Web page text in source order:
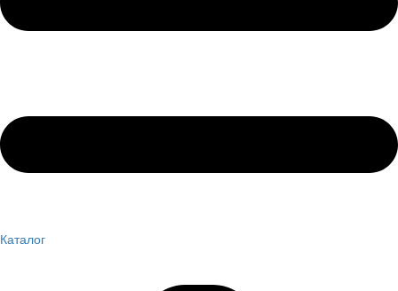
Каталог